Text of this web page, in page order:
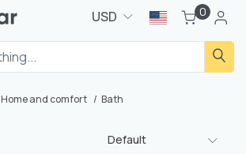
USD 0
Home and comfort Bath
Default